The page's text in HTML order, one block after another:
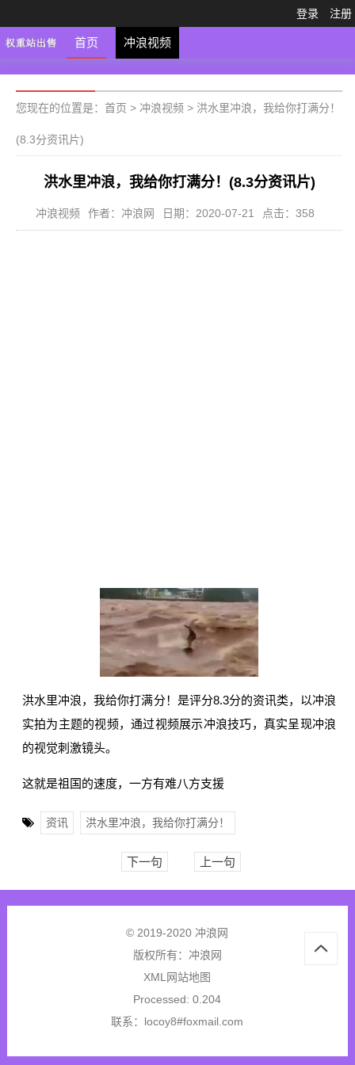
登录 注册
首页 冲浪视频
您现在的位置是： 首页 > 冲浪视频 > 洪水里冲浪，我给你打满分！
(8.3分资讯片)
洪水里冲浪，我给你打满分！(8.3分资讯片)
冲浪视频 作者：冲浪网 日期：2020-07-21 点击：358
洪水里冲浪，我给你打满分！是评分8.3分的资讯类，以冲浪
实拍为主题的视频，通过视频展示冲浪技巧，真实呈现冲浪
的视觉刺激镜头。
这就是祖国的速度，一方有难八方支援
资讯 洪水里冲浪，我给你打满分！
下一句 上一句
© 2019-2020 冲浪网
版权所有： 冲浪网
XML网站地图
Processed: 0.204
联系：locoy8#foxmail.com